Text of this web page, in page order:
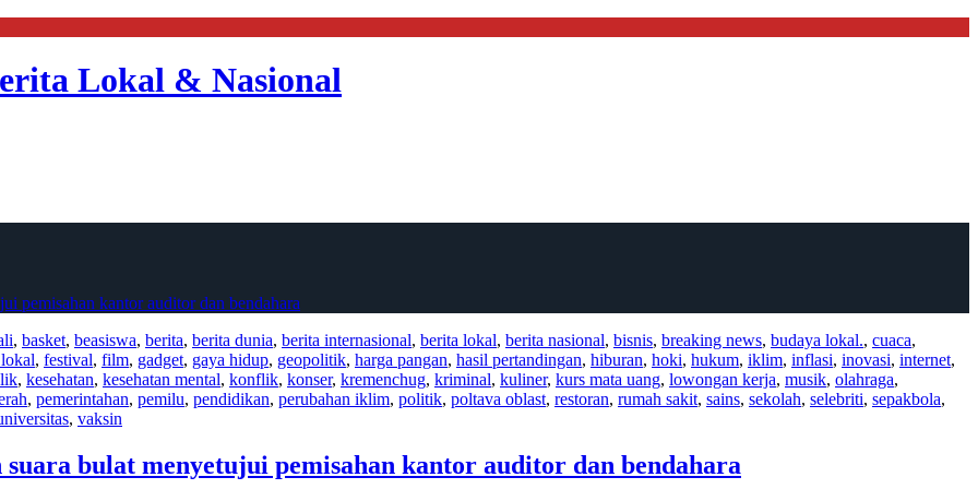
Lokal & Nasional
pemisahan kantor auditor dan bendahara
, basket, beasiswa, berita, berita dunia, berita internasional, berita lokal, berita nasional, bisnis, breaking news, budaya lokal., cuaca,
, festival, film, gadget, gaya hidup, geopolitik, harga pangan, hasil pertandingan, hiburan, hoki, hukum, iklim, inflasi, inovasi, internet,
, kesehatan, kesehatan mental, konflik, konser, kremenchug, kriminal, kuliner, kurs mata uang, lowongan kerja, musik, olahraga,
, pemerintahan, pemilu, pendidikan, perubahan iklim, politik, poltava oblast, restoran, rumah sakit, sains, sekolah, selebriti, sepakbola,
, vaksin
bulat menyetujui pemisahan kantor auditor dan bendahara